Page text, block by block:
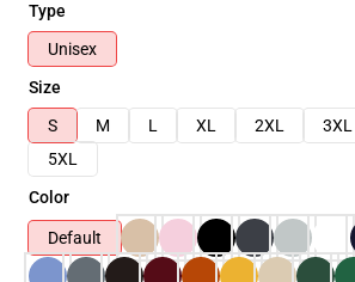
Type
Unisex
Size
S
M L XL 2XL 3XL
5XL
Color
Default